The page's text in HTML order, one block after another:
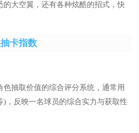
的大空翼，还有各种炫酷的招式，快
卡指数
抽取价值的综合评分系统，通常用
)，反映一名球员的综合实力与获取性